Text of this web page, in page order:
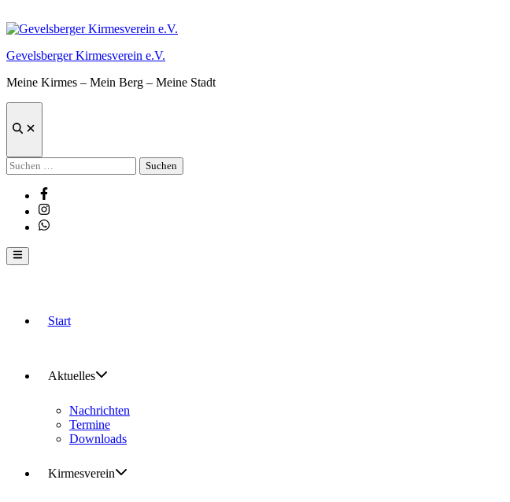
Inhalt
Gevelsberger Kirmesverein e.V.
Meine Kirmes – Mein Berg – Meine Stadt
Suche
Suchen
nach:
Facebook
Instagram
Whatsapp
Hauptmenü
Start
Aktuelles
Nachrichten
Termine
Downloads
Kirmesverein